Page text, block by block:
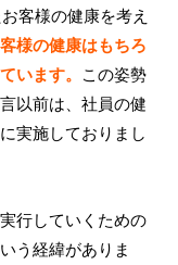
客様の健康を考え
様の健康はもちろ
います。
この姿勢
以前は、社員の健
実施しておりまし
行していくための
う経緯がありま